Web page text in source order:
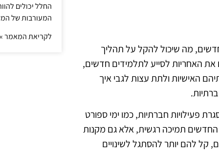
מה שיכול להקל על תהליך
האחריות לסייע לתלמידים חדשים,
האישיות ולתת עצות לגבי איך
פעילויות חברתיות, כמו ימי ספורט
החדשים תמיכה רגשית, אלא גם מקנות
להם יותר להסתגל לשינויים
החלל יכולים
המעורבות של
לקריאת המאמר »